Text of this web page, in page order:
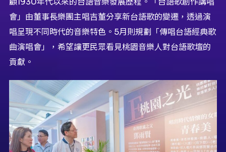
會」由董事長樂團主唱吉董分享新台語歌的變遷，透過演
唱呈現不同時代的音樂特色。5月則規劃「傳唱台語經典歌
曲演唱會」，希望讓更民眾看見桃園音樂人對台語歌壇的
貢獻。